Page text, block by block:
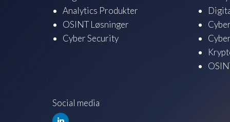
Analytics Produkter
OSINT Løsninger
Cyber Security
Social media